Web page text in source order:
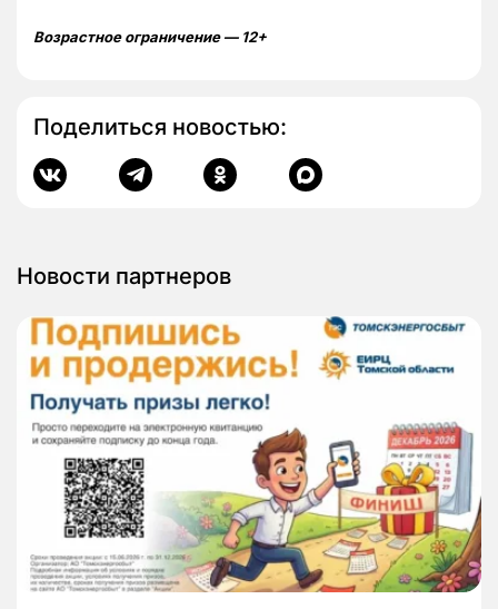
Возрастное ограничение — 12+
Поделиться новостью:
Новости партнеров